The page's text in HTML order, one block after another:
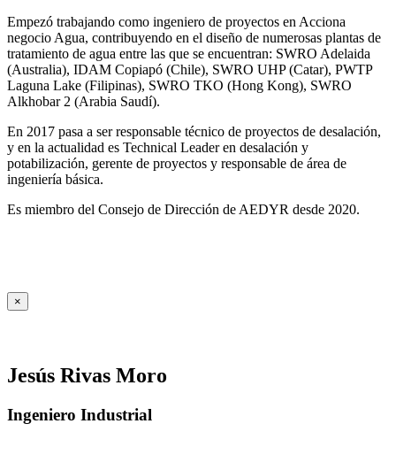
Empezó trabajando como ingeniero de proyectos en Acciona
negocio Agua, contribuyendo en el diseño de numerosas plantas de
tratamiento de agua entre las que se encuentran: SWRO Adelaida
(Australia), IDAM Copiapó (Chile), SWRO UHP (Catar), PWTP
Laguna Lake (Filipinas), SWRO TKO (Hong Kong), SWRO
Alkhobar 2 (Arabia Saudí).
En 2017 pasa a ser responsable técnico de proyectos de desalación,
y en la actualidad es Technical Leader en desalación y
potabilización, gerente de proyectos y responsable de área de
ingeniería básica.
Es miembro del Consejo de Dirección de AEDYR desde 2020.
×
Jesús Rivas Moro
Ingeniero Industrial